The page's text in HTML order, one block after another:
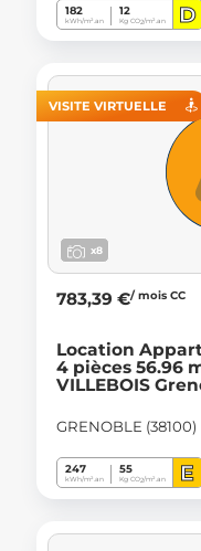
182
kWh/m².an
12
Kg CO2/m².an D
VISITE VIRTUELLE
x8
783,39 €/ mois CC
Location
4 pièces 56.96
VILLEBOIS
GRENOBLE (38100)
247
kWh/m².an
55
Kg CO2/m².an E